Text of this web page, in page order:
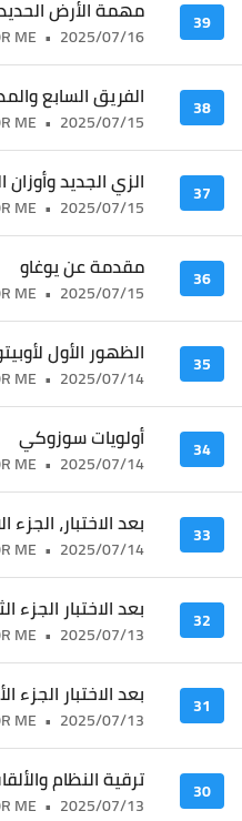
39 مهمة الأرض
2025/07/16
•
ME
38 الفريق السابع
2025/07/15
•
ME
37 الزي الجديد وأوزان
2025/07/15
•
ME
36 مقدمة عن يوغاو
2025/07/15
•
ME
35 الظهور الأول
2025/07/14
•
ME
34 أولويات سوزوكي
2025/07/14
•
ME
33 بعد الاختبار، الجزء
2025/07/14
•
ME
32 بعد الاختبار الجزء
2025/07/13
•
ME
31 بعد الاختبار الجزء
2025/07/13
•
ME
30 ترقية النظام
2025/07/13
•
ME